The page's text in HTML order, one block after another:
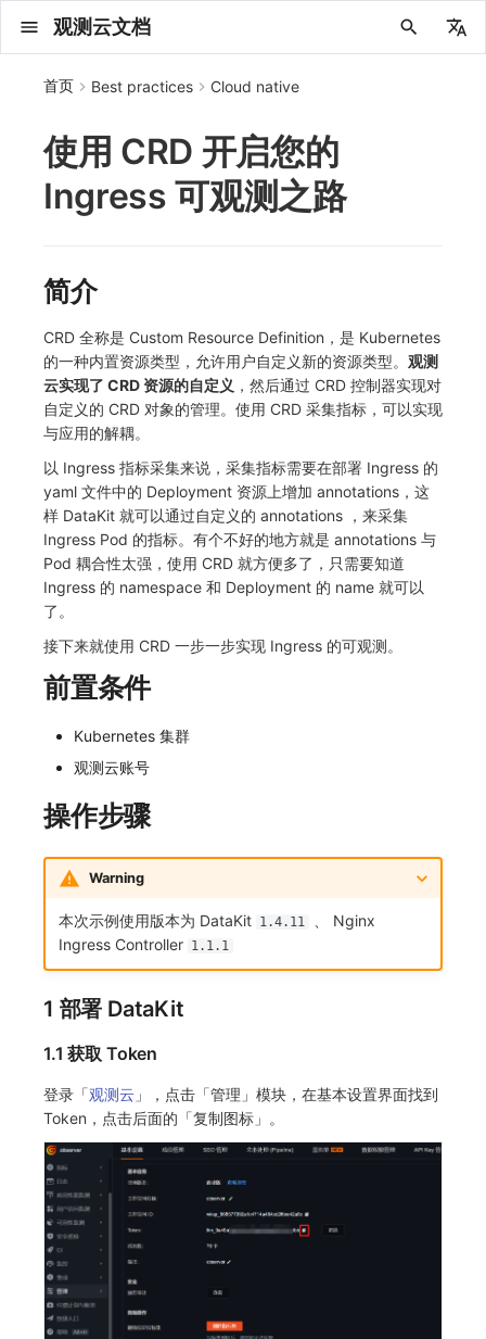
观测云文档
2025 年
2024 年
2022 年
2021 年
2020 年
2019 年
概念先解
客户价值
注册免费版
注册商业版
从官网注册商业版
从云厂商注册商业版
常见问题
安装并使用 DataKit 在 Linux 上安装
在 Windows 上安装
以 Kubernetes helm 方式安装
Docker 安装
快速创建仪表板
开启 APM 链路追踪
更新日志 2025
2021~2024
DataKit 安装
主机安装
容器安装
服务管理
状态查看
其它命令
故障排查
性能展示
DataKit 配置
主配置
采集器配置
DataKit Operator
其它配置方式
DataKit 开发手册
HTTP API
文档撰写
DQL 查询入口
DQL 函数
DBSCAN
本地 Func 如何上报自定义高级函数
DQL VS 其它查询语言
PromQL 快速上手
管理 Pipelines
Pipeline 手册
快速开始
基础和原理
附加功能
性能基准和优化
仪表板 列表管理
页面管理
可视化图表
图表类型
图表配置
图表链接
事件关联
变量查询
对象映射
查看器
快速搭建
列表管理
内置视图
绑定内置视图
常见问题
创建/编辑笔记
Chart Block 配置说明
所有事件
未恢复事件
智能监控事件
事件详情
常见问题
创建错误投递规则
错误列表
常见问题
创建 Issue
管理 Issue
配置管理
等级定义
Issue 发现
故障列表
故障详情
配置管理
等级定义
等级映射
Webhook配置
常见问题
类型
分析看板
数据库
总览
拓扑
网络路径
资源目录
数据上报
常见问题
新建实体对象
实体列表
实体类型管理
全景拓扑图
指标采集
指标分析
生成指标
常见问题
日志采集
浏览器日志采集
日志查看器
日志列表
日志详情
BPF 网络日志
错误追踪
日志索引
原生直写索引
跨工作空间索引查询
常见问题
数据采集 关联 Web 应用访问
配置应用性能监测采样
性能指标
服务拓扑
手动安装
自动注入
错误追踪
Profiling
Web 应用接入
前端框架插件接入
采集数据说明
采样配置
自定义数据与事件
自定义 View
Resource Hook
FAQ
小程序
更新日志
应用接入
应用数据采集
更新日志
快速开始
高级场景
应用数据采集
iOS/tvOS/macOS
更新日志
迁移指南
配置说明
高级场景
故障排查
HarmonyOS
更新日志
快速开始
高级场景
应用数据采集
React Native
更新日志
快速开始
高级场景
应用数据采集
Flutter
更新日志
快速开始
高级场景
应用数据采集
UniApp
更新日志
快速开始
高级场景
应用数据采集
macOS
快速开始
应用接入
应用数据采集
故障排查
Windows
更新日志
快速开始
框架接入
高级场景
故障排查
快速开始
应用接入
应用数据采集
故障排查
Unity
快速开始
应用接入
故障排查
查看器
Session（会话）
View（页面）
Long Task（长任务）
Error（错误）
Web
移动端
会话热图
漏斗分析
数据访问
自建追踪
SourceMap 配置
脚本上传 sourcemap
数据拦截与修改
页面性能
拨测任务 API 拨测
网络路径拨测
自建节点管理
常见问题
新建检测规则 官方检测库
自定义创建
管理检测规则
执行日志
Arbiter
语法
内置函数
数据采集
查看器
监控器 官方模板库
检测规则
恢复监控器
运算符
事件等级
自定义事件通知模板
监控器内部原理
智能监控
应用智能检测
云账单智能监控
日志智能检测
用户访问智能检测
新建 SLO
管理 SLO
静默管理
告警策略
新建告警策略
管理告警策略
通知对象管理
钉钉机器人
企业微信机器人
简单 HTTP 请求
短信
Slack
Teams
Telegram Bot
常见问题
账号设置
偏好设置
空间设置
关键指标
功能菜单
MFA 管理
属性声明
字段管理
全局标签
环境变量
成员管理
邀请成员
角色管理
权限清单
API Keys 管理
Open API
常见问题
Client Token 管理
新建转发规则
管理转发规则
正则表达式
模版库
审计事件
敏感数据扫描
创建扫描规则
管理扫描规则
实验室
SSO 管理
SAML
OIDC
支持中心
Status Page
工单管理
应用列表 新建 Agent 监测应用
新建 LLM 监测应用
查看器
查看器 搜索
筛选
显示列
保存快照
分享快照
Obsy Copilot 可观测分析
数据检索
套餐与积分
Agent 管理 Agent 创建
Agent 容器安装
技能
MCP 服务
Agent 协作（A2A）
我的任务
任务接入
用量统计
Agent 版本历史
Obscli
OWL CLI 手动安装
自动安装
命令参考
OWL MCP Server
快速开始
工具清单
更新日志
公共请求参数
公共响应结构
使用限制
请求示例
OpenAPI SDK
公共错误定义
仪表板
仪表板轮播
查看器
内置视图
服务性能
未恢复事件列出
获取事件内容
异常追踪
频道
Issue
故障中心
故障列表
值班
错误中心
错误中心
错误中心规则
基础设施
基础设施
资源目录
实体列表
拓扑图
聚类查询
索引
获取指标集相关信息
聚合生成指标
用户访问监测
应用
SourceMap
可用性监测
拨测任务
自建节点管理
监控器
SLO
告警策略
通知对象管理
应用
字段管理
全局标签
API Key 管理
黑名单
数据访问
敏感数据脱敏
工作空间
属性声明
快照管理
列出
新建
取消快照/图表分享
DQL 数据查询
DQL 数据异步查询
DQL 数据查询(旧版)
Func 函数
列出
执行外部函数
账单分析
获取账单计费项消费累计
获取账单信息
免登录 Token
生成认证 code
获取时序趋势图
Func 托管版
云账号管理
AWS
阿里云
Azure
一般图表数据返回
拓扑图数据返回
脚本市场
基础
云同步脚本集
数据存储策略
商业版
计费产生逻辑
计费价格明细
常见问题
费用结算方式 费用中心账号结算
阿里云账号结算
常见问题
注册与版本
结算与账单
名词解释
登录方式
支持中心
账单管理
账户管理
工作空间管理
常见问题
发布历史 2025 年
2024 年
私有化版本说明
部署必读
如何申请 License
激活产品
DataWay
开始使用
如何开始
升级商业版
运维手册
部署配置手册
运维FAQ
容量规划
扩展使用
计量数据结构与使用
公共请求参数
公共响应结构
前台账号
列出
获取
启用/禁用
删除
管理后台账号
列出
创建
启用/禁用
删除
工作空间成员
列出
添加成员
工作空间
列出
创建
修改
批量设置故障 AI 自动分析配置
使用量限制查询
使用量限制更新
上传空间图片相关资源
自定义工作空间绑定信息
工作空间 API Key
新建
获取
删除
批量删除
工作空间内置 API Key
初始化并获取
修改
角色管理
列出
Issue
获取
修改ISSUE
分组管理
列出
创建
删除
Issue 等级
有效的等级列表
模版-列出
模版-获取模版详情
模版-批量删除自定义模版
DQL数据查询
添加映射配置
修改映射配置
开关状态设置
获取开关状态信息
场景-仪表板
标识ID导入
链路追踪
apm 服务列出
service map
在线 Datakit 列表
关于内置角色的说明
未恢复事件查询
单位说明
飞书 SSO（OIDC）配置说明
SourceMap 分片上传
部署版跨站点授权
同组织跨工作空间 Trace 查询
观测云商业版订阅协议
观测云专属版订阅协议
观测云 SaaS 服务等级协议
法律声明
数据安全保密协议
数据安全协议
观测云费用中心用户充值协议
观测云费用中心服务协议
观测云移动应用隐私政策
观测云移动 SDK 隐私政策
数据处理协议（DPA）
观测云账号注销须知
观测云 Obsy AI 智能服务使用协议
首页 Best practices Cloud native
使用 CRD 开启您的
Ingress 可观测之路
简介
CRD 全称是 Custom Resource Definition，是 Kubernetes
的一种内置资源类型，允许用户自定义新的资源类型。 观测
云实现了 CRD 资源的自定义 ，然后通过 CRD 控制器实现对
自定义的 CRD 对象的管理。使用 CRD 采集指标，可以实现
与应用的解耦。
以 Ingress 指标采集来说，采集指标需要在部署 Ingress 的
yaml 文件中的 Deployment 资源上增加 annotations，这
样 DataKit 就可以通过自定义的 annotations ，来采集
Ingress Pod 的指标。有个不好的地方就是 annotations 与
Pod 耦合性太强，使用 CRD 就方便多了，只需要知道
Ingress 的 namespace 和 Deployment 的 name 就可以
了。
接下来就使用 CRD 一步一步实现 Ingress 的可观测。
前置条件
Kubernetes 集群
观测云账号
操作步骤
Warning
本次示例使用版本为 DataKit 1.4.11
、 Nginx
Ingress Controller 1.1.1
1 部署 DataKit
1.1 获取 Token
登录「观测云 」，点击「管理」模块，在基本设置界面找到
Token，点击后面的「复制图标」。